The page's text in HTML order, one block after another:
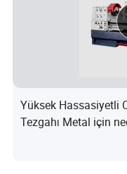
Yüksek Hassasiyetli
Tezgahı Metal için